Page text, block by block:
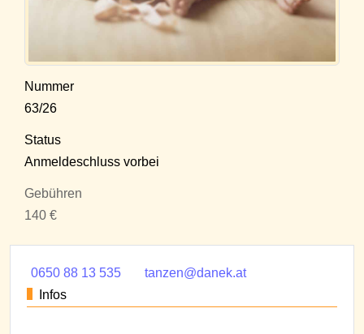
Nummer
63/26
Status
Anmeldeschluss vorbei
Gebühren
140 €
0650 88 13 535
tanzen@danek.at
Infos